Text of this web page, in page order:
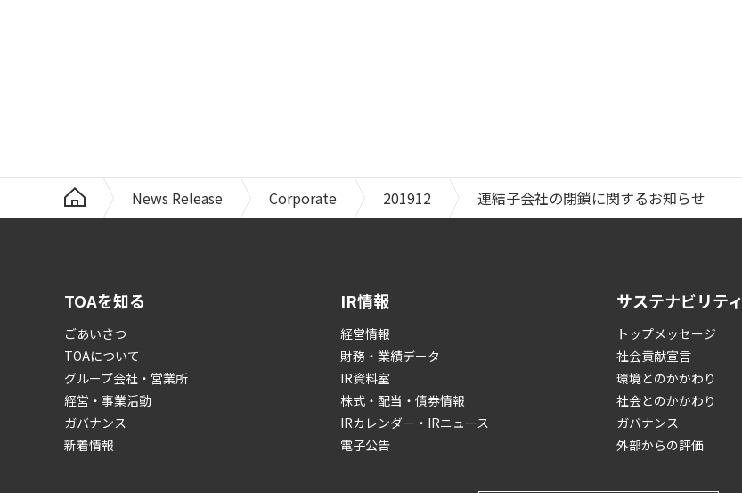
News Release Corporate 201912 連結子会社の閉鎖に関するお知らせ
TOAを知る
ごあいさつ
TOAについて
グループ会社・営業所
経営・事業活動
ガバナンス
新着情報
IR情報
経営情報
財務・業績データ
IR資料室
株式・配当・債券情報
IRカレンダー・IRニュース
電子公告
サステナビリティ
トップメッセージ
社会貢献宣言
環境とのかかわり
社会とのかかわり
ガバナンス
外部からの評価